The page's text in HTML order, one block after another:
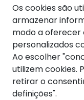
Os cookies são
armazenar
modo a oferecer
personalizados
Ao escolher
utilizem cookies.
retirar o
definições".